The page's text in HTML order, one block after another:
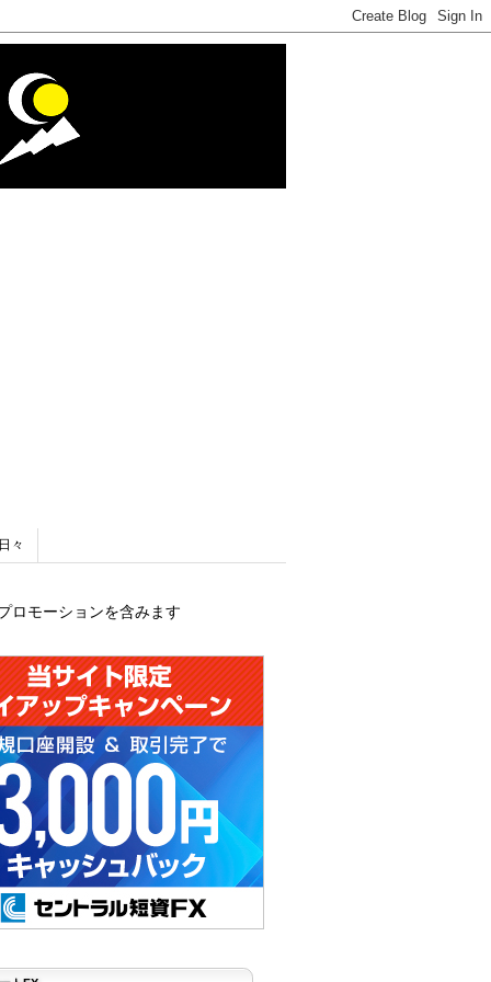
々
ロモーションを含みます